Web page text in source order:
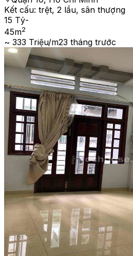
Kết cấu: trệt, 2 lầu, sân thượng
15 Tỷ-
45m2
~ 333 Triệu/m23 tháng trước